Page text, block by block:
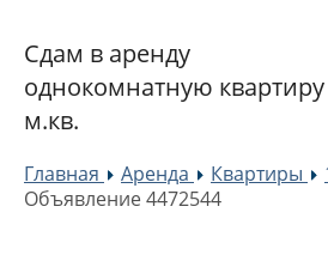
Сдам в аренду
однокомнатную
м.кв.
Главная »
Аренда »Квартиры
Объявление 4472544